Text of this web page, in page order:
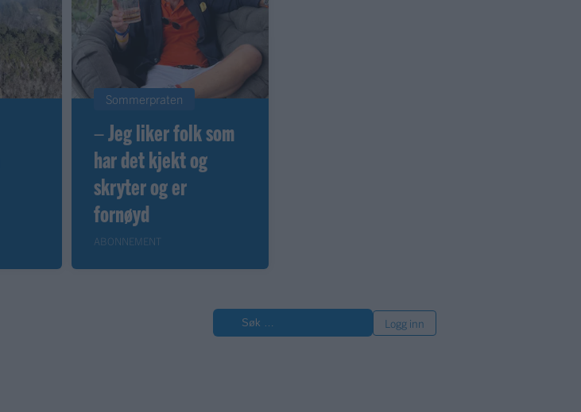
Sommerpraten
– Jeg liker folk som
har det kjekt og
skryter og er
fornøyd
ABONNEMENT
Logg inn